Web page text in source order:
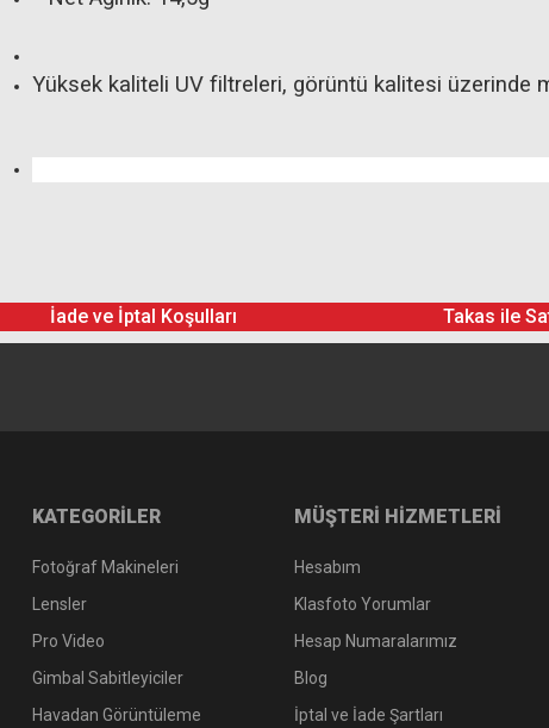
Yüksek kaliteli UV filtreleri, görüntü kalitesi üzerinde
İade ve İptal Koşulları Takas ile
KATEGORİLER
Fotoğraf Makineleri
Lensler
Pro Video
Gimbal Sabitleyiciler
Havadan Görüntüleme
MÜŞTERİ HİZMETLERİ
Hesabım
Klasfoto Yorumlar
Hesap Numaralarımız
Blog
İptal ve İade Şartları